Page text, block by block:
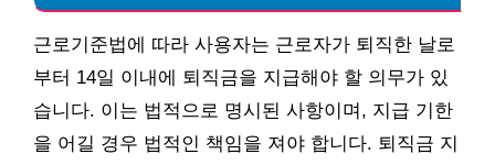
근로기준법에 따라 사용자는 근로자가 퇴직한 날로
부터 14일 이내에 퇴직금을 지급해야 할 의무가 있
습니다. 이는 법적으로 명시된 사항이며, 지급 기한
을 어길 경우 법적인 책임을 져야 합니다. 퇴직금 지